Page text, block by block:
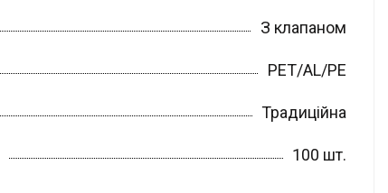
З клапаном
PET/AL/PE
Традиційна
100 шт.